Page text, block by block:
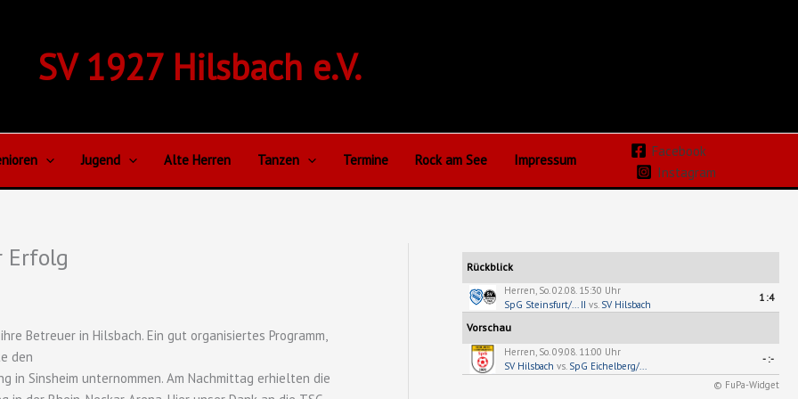
SV 1927 Hilsbach e.V.
Jugend Alte Herren Tanzen Termine Rock am See Impressum
Facebook
Instagram
Erfolg
Betreuer in Hilsbach. Ein gut organisiertes Programm,
den
Sinsheim unternommen. Am Nachmittag erhielten die
Rückblick
Herren, So. 02.08. 15:30 Uhr
SpG Steinsfurt/... II vs. SV Hilsbach
1:4
Vorschau
Herren, So. 09.08. 11:00 Uhr
SV Hilsbach vs. SpG Eichelberg/...
-:-
© FuPa-Widget